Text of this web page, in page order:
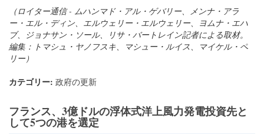
（ロイター通信 - ムハンマド・アル・ゲバリー、メンナ・アラ
ー・エル・ディン、エルウェリー・エルウェリー、ヨムナ・エハ
ブ、ジョナサン・ソール、リサ・バートレイン記者による取材。
編集：トマシュ・ヤノフスキ、マシュー・ルイス、マイケル・ペ
リー）
カテゴリー: 政府の更新
フランス、3億ドルの浮体式洋上風力発電投資先と
して5つの港を選定